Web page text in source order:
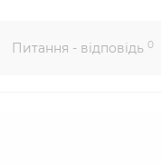
Питання - відповідь 0